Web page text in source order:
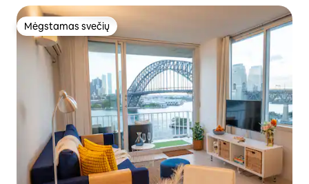
Mėgstamas svečių
Mėgstamas svečių